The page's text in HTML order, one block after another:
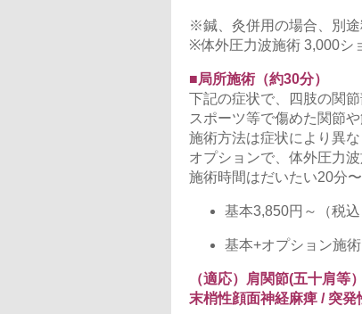
※鍼、灸併用の場合、別途
※体外圧力波施術 3,000シ
■局所施術（約30分）
下記の症状で、四肢の関
スポーツ等で傷めた関節
施術方法は症状により異
オプションで、体外圧力
施術時間はだいたい20分〜
基本3,850円～（税込
基本+オプション施
（適応）肩関節(五十肩
末梢性顔面神経麻痺 / 突発